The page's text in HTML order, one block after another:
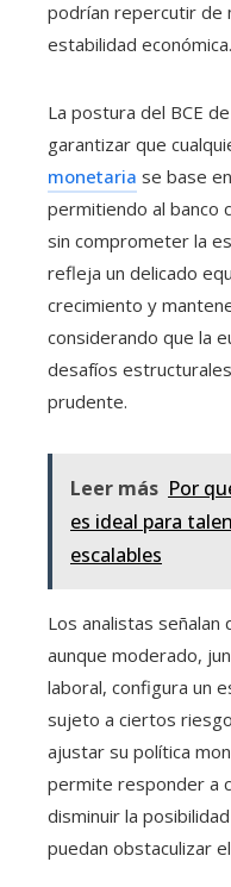
podrían repercutir de
estabilidad económica.
La postura del BCE
garantizar que
monetaria se base
permitiendo al banco
sin comprometer la
refleja un delicado
crecimiento y
considerando que la
desafíos
prudente.
Leer más Por
es ideal para
escalables
Los analistas señalan
aunque moderado,
laboral, configura un
sujeto a ciertos
ajustar su política
permite responder a
disminuir la
puedan obstaculizar